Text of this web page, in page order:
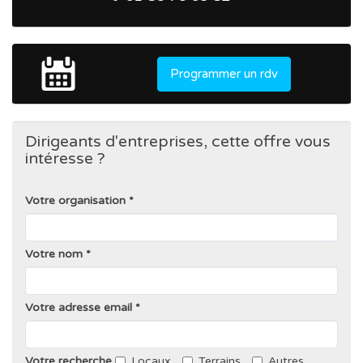
Programmer un rdv
Dirigeants d'entreprises, cette offre vous
intéresse ?
Votre organisation
Votre nom
Votre adresse email